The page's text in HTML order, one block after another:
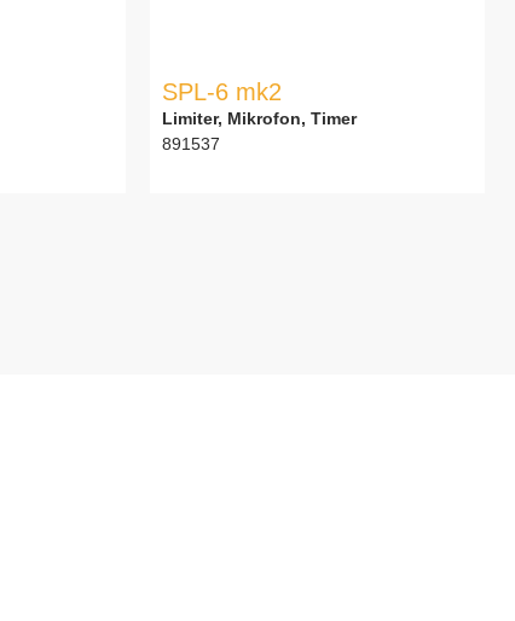
SPL-6 mk2
Limiter, Mikrofon, Timer
891537